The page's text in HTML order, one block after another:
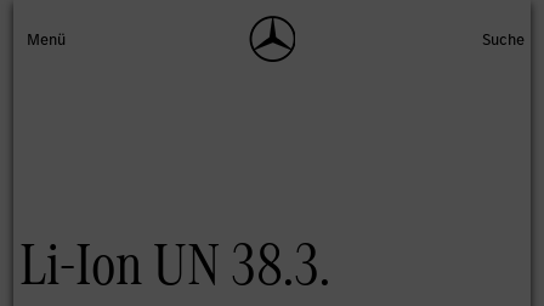
Li-Ion UN 38.3.